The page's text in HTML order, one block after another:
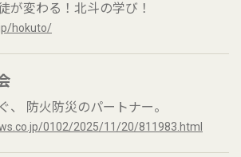
が変わる！北斗の学び！
hokuto/
、 防火防災のパートナー。
0102/2025/11/20/811983.html